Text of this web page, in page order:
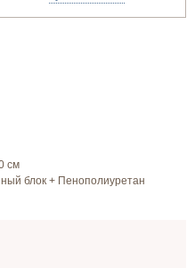
см
блок + Пенополиуретан